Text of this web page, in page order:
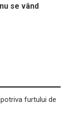
se vând
furtului de